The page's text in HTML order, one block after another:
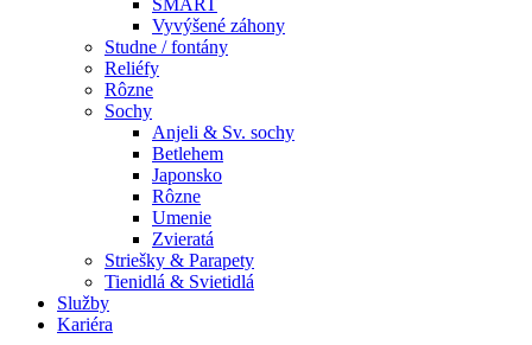
SMART
Vyvýšené záhony
Studne / fontány
Reliéfy
Rôzne
Sochy
Anjeli & Sv. sochy
Betlehem
Japonsko
Rôzne
Umenie
Zvieratá
Striešky & Parapety
Tienidlá & Svietidlá
Služby
Kariéra